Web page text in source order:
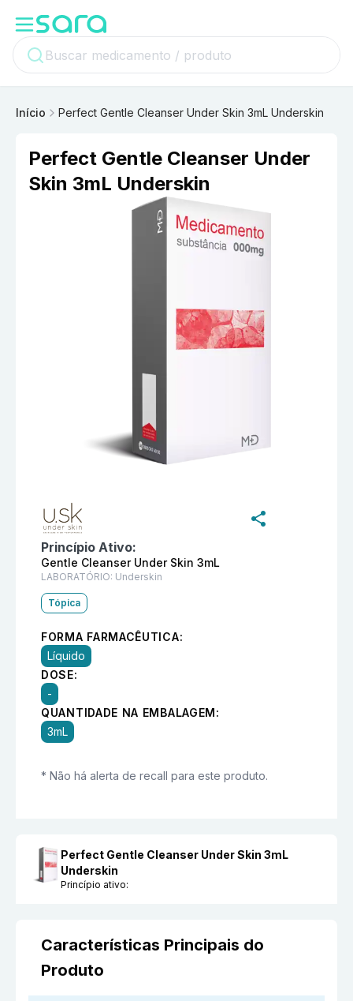
Início Perfect Gentle Cleanser Under Skin 3mL Underskin
Perfect Gentle Cleanser Under
Skin 3mL Underskin
Princípio Ativo:
Gentle Cleanser Under Skin 3mL
LABORATÓRIO: Underskin
Tópica
FORMA FARMACÊUTICA:
Líquido
DOSE:
-
QUANTIDADE NA EMBALAGEM:
3mL
* Não há alerta de recall para este produto.
Perfect Gentle Cleanser Under Skin 3mL
Underskin
Princípio ativo:
Características Principais do
Produto